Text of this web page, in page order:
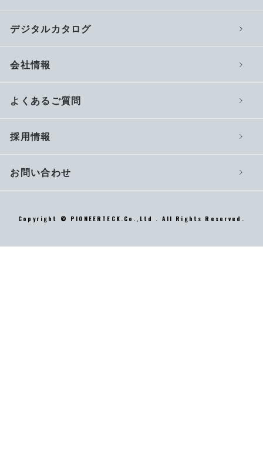
デジタルカタログ
会社情報
よくあるご質問
採用情報
お問い合わせ
Copyright © PIONEERTECK.Co.,Ltd . All Rights Reserved.